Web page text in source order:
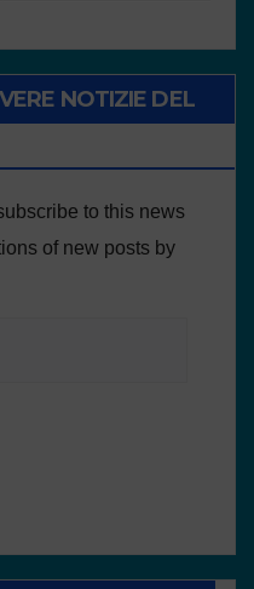
NOTIZIE DEL
to this news
of new posts by